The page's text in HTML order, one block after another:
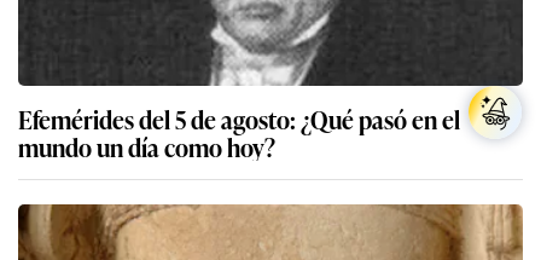
Efemérides del 5 de agosto: ¿Qué pasó en el
mundo un día como hoy?